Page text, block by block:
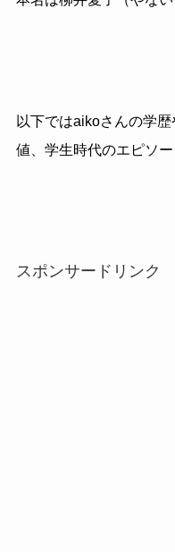
以下ではaikoさんの学
値、学生時代のエピソ
スポンサードリンク